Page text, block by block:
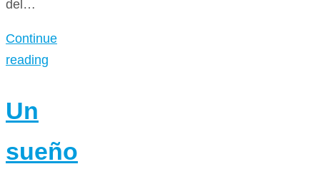
del…
Continue
reading
Un
sueño